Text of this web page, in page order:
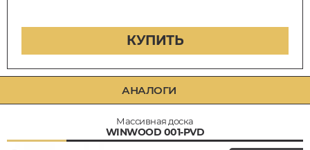
КУПИТЬ
АНАЛОГИ
Массивная доска
WINWOOD 001-PVD